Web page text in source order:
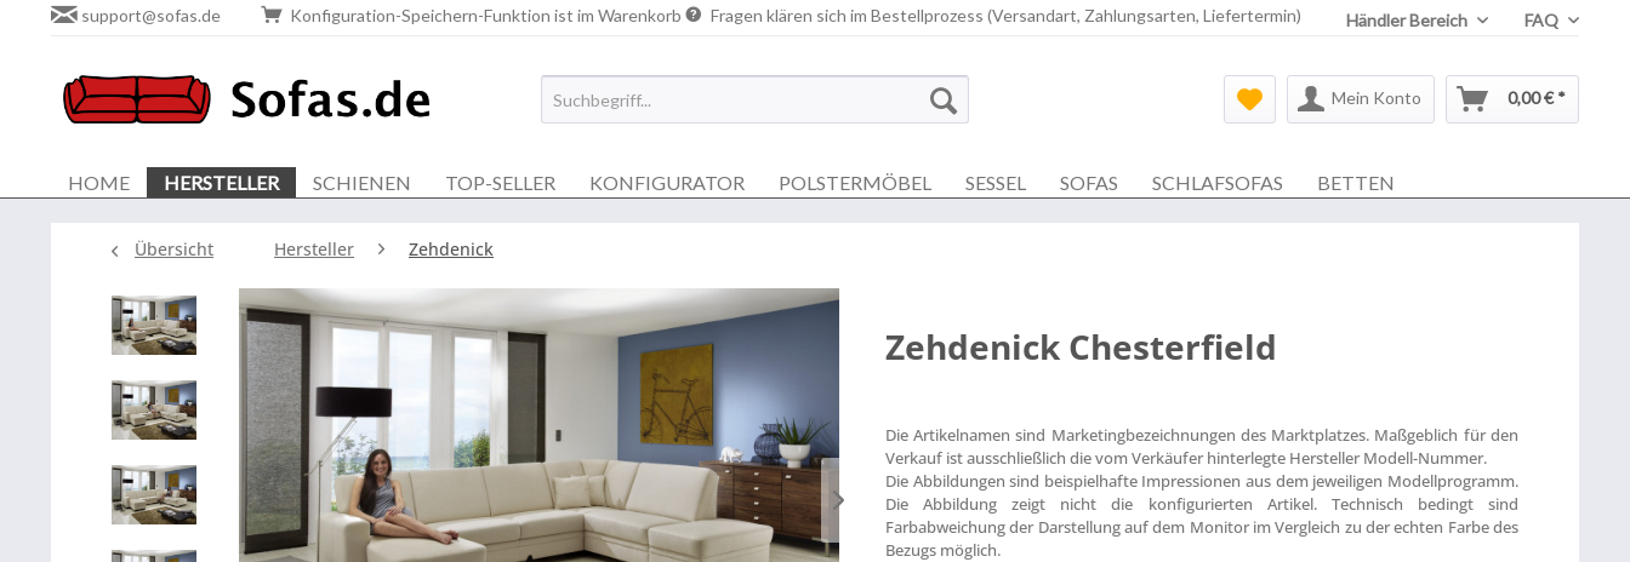
support@sofas.de Konfiguration-Speichern-Funktion ist im Warenkorb Fragen klären sich im Bestellprozess (Versandart, Zahlungsarten, Liefertermin) Händler Bereich FAQ
Mein Konto 0,00 € *
HOME HERSTELLER SCHIENEN TOP-SELLER KONFIGURATOR POLSTERMÖBEL SESSEL SOFAS SCHLAFSOFAS BETTEN
Übersicht Hersteller Zehdenick
Zehdenick Chesterfield
Die Artikelnamen sind Marketingbezeichnungen des Marktplatzes. Maßgeblich für den
Verkauf ist ausschließlich die vom Verkäufer hinterlegte Hersteller Modell-Nummer.
Die Abbildungen sind beispielhafte Impressionen aus dem jeweiligen Modellprogramm.
Die Abbildung zeigt nicht die konfigurierten Artikel. Technisch bedingt sind
Farbabweichung der Darstellung auf dem Monitor im Vergleich zu der echten Farbe des
Bezugs möglich.